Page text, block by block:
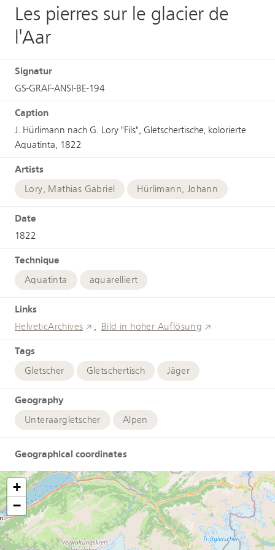
Les pierres sur le glacier de
l'Aar
Signatur
GS-GRAF-ANSI-BE-194
Caption
J. Hürlimann nach G. Lory "Fils", Gletschertische, kolorierte
Aquatinta, 1822
Artists
Lory, Mathias Gabriel Hürlimann, Johann
Date
1822
Technique
Aquatinta aquarelliert
Links
HelveticArchives Bild in hoher Auflösung
Tags
Gletscher Gletschertisch Jäger
Geography
Unteraargletscher Alpen
Geographical coordinates
+
−